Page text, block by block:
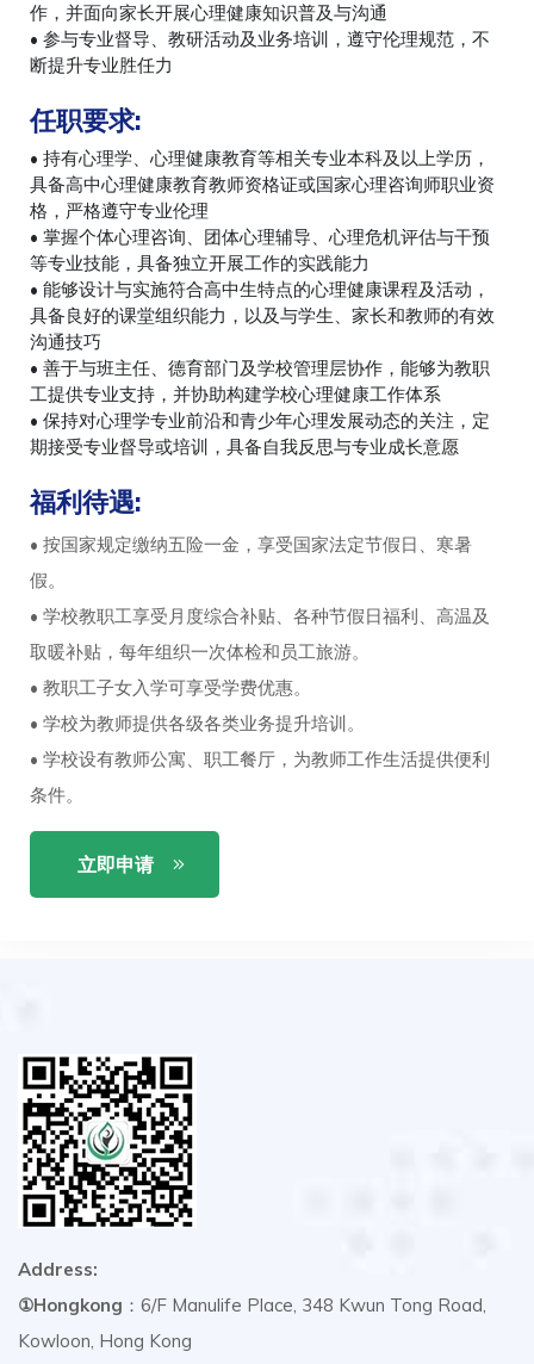
作，并面向家长开展心理健康知识普及与沟通
• 参与专业督导、教研活动及业务培训，遵守伦理规范，不
断提升专业胜任力
任职要求:
• 持有心理学、心理健康教育等相关专业本科及以上学历，
具备高中心理健康教育教师资格证或国家心理咨询师职业资
格，严格遵守专业伦理
• 掌握个体心理咨询、团体心理辅导、心理危机评估与干预
等专业技能，具备独立开展工作的实践能力
• 能够设计与实施符合高中生特点的心理健康课程及活动，
具备良好的课堂组织能力，以及与学生、家长和教师的有效
沟通技巧
• 善于与班主任、德育部门及学校管理层协作，能够为教职
工提供专业支持，并协助构建学校心理健康工作体系
• 保持对心理学专业前沿和青少年心理发展动态的关注，定
期接受专业督导或培训，具备自我反思与专业成长意愿
福利待遇:
• 按国家规定缴纳五险一金，享受国家法定节假日、寒暑
假。
• 学校教职工享受月度综合补贴、各种节假日福利、高温及
取暖补贴，每年组织一次体检和员工旅游。
• 教职工子女入学可享受学费优惠。
• 学校为教师提供各级各类业务提升培训。
• 学校设有教师公寓、职工餐厅，为教师工作生活提供便利
条件。
立即申请
Address:
①Hongkong ：6/F Manulife Place, 348 Kwun Tong Road,
Kowloon, Hong Kong